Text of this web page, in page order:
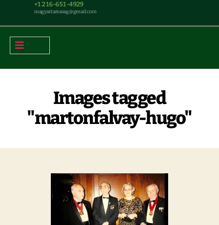
+1 216-651-4929
magyar.tarsasag@gmail.com
Images tagged
"martonfalvay-hugo"